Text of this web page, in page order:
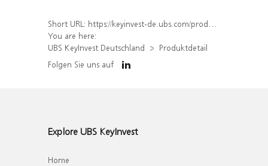
Short URL: https://keyinvest-de.ubs.com/produkt/detail/index/isin/DE000WA0DTQ1
You are here:
UBS KeyInvest Deutschland
Produktdetail
Folgen Sie uns auf
Explore UBS KeyInvest
Home